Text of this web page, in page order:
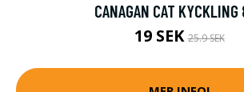
CANAGAN CAT KYCKLING
19 SEK25.9 SEK